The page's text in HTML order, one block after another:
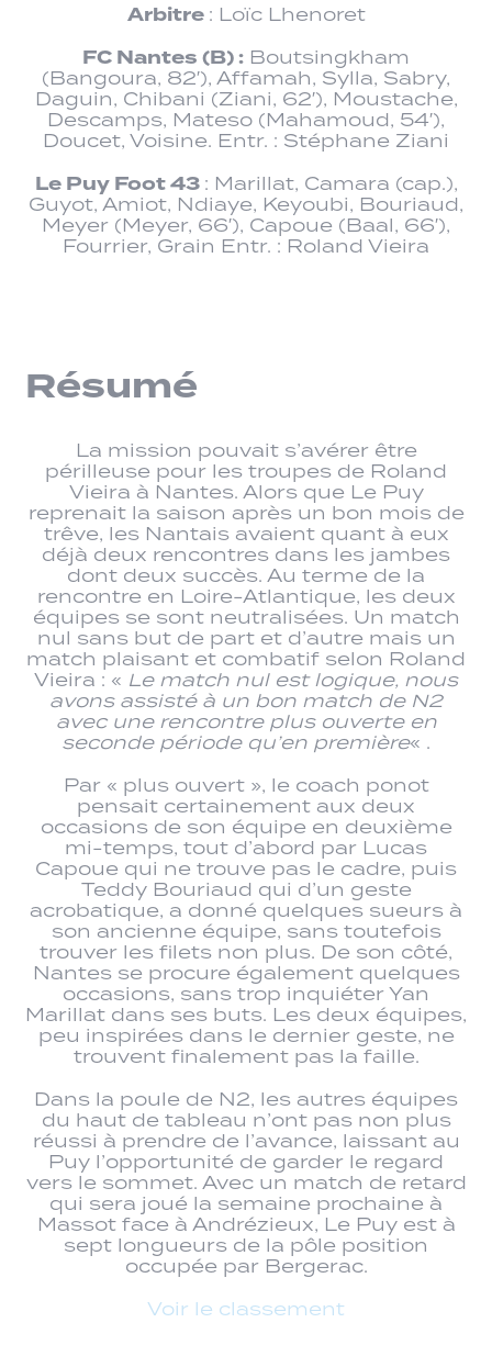
Arbitre : Loïc Lhenoret
FC Nantes (B) : Boutsingkham
(Bangoura, 82′), Affamah, Sylla, Sabry,
Daguin, Chibani (Ziani, 62′), Moustache,
Descamps, Mateso (Mahamoud, 54′),
Doucet, Voisine. Entr. : Stéphane Ziani
Le Puy Foot 43 : Marillat, Camara (cap.),
Guyot, Amiot, Ndiaye, Keyoubi, Bouriaud,
Meyer (Meyer, 66′), Capoue (Baal, 66′),
Fourrier, Grain Entr. : Roland Vieira
Résumé
La mission pouvait s’avérer être
périlleuse pour les troupes de Roland
Vieira à Nantes. Alors que Le Puy
reprenait la saison après un bon mois de
trêve, les Nantais avaient quant à eux
déjà deux rencontres dans les jambes
dont deux succès. Au terme de la
rencontre en Loire-Atlantique, les deux
équipes se sont neutralisées. Un match
nul sans but de part et d’autre mais un
match plaisant et combatif selon Roland
Vieira : « Le match nul est logique, nous
avons assisté à un bon match de N2
avec une rencontre plus ouverte en
seconde période qu’en première« .
Par « plus ouvert », le coach ponot
pensait certainement aux deux
occasions de son équipe en deuxième
mi-temps, tout d’abord par Lucas
Capoue qui ne trouve pas le cadre, puis
Teddy Bouriaud qui d’un geste
acrobatique, a donné quelques sueurs à
son ancienne équipe, sans toutefois
trouver les filets non plus. De son côté,
Nantes se procure également quelques
occasions, sans trop inquiéter Yan
Marillat dans ses buts. Les deux équipes,
peu inspirées dans le dernier geste, ne
trouvent finalement pas la faille.
Dans la poule de N2, les autres équipes
du haut de tableau n’ont pas non plus
réussi à prendre de l’avance, laissant au
Puy l’opportunité de garder le regard
vers le sommet. Avec un match de retard
qui sera joué la semaine prochaine à
Massot face à Andrézieux, Le Puy est à
sept longueurs de la pôle position
occupée par Bergerac.
Voir le classement